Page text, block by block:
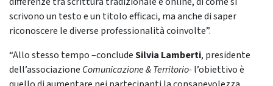
scrivono un testo e un titolo efficaci, ma anche di saper
riconoscere le diverse professionalità coinvolte”.
“Allo stesso tempo –concludeSilvia Lamberti, presidente
dell’associazione Comunicazione & Territorio-l’obiettivo è